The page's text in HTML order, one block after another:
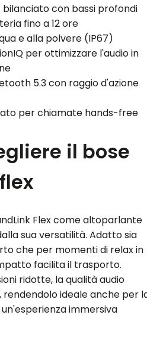
con bassi profondi
fino a 12 ore
e alla polvere (IP67)
per ottimizzare l'audio in
5.3 con raggio d'azione
per chiamate hands-free
il bose
Flex come altoparlante
sua versatilità. Adatto sia
che per momenti di relax in
facilita il trasporto.
ridotte, la qualità audio
ideale anche per
immersiva